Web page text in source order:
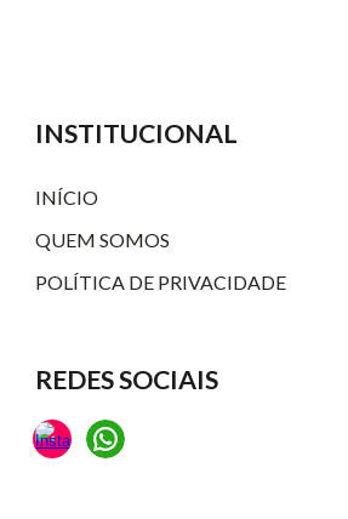
INSTITUCIONAL
INÍCIO
QUEM SOMOS
POLÍTICA DE PRIVACIDADE
REDES SOCIAIS